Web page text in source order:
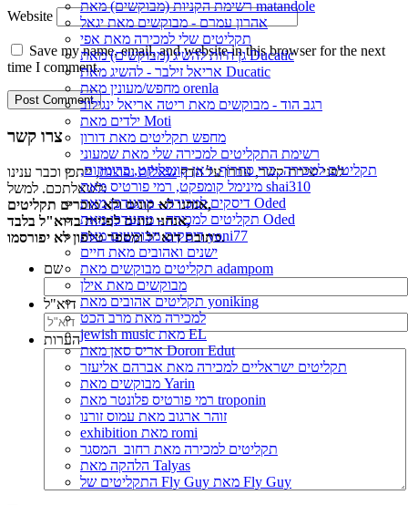
רשימת הקניות (מבוקשים) מאת matandole
אהרון עמרם - מבוקשים מאת יגאל
תקליטים שלי למכירה מאת אפי
גן חיות להשיג (מבוקשים) מאת Ducatic
אריאל זילבר - להשיג מאת Ducatic
מחפש/מעונין מאת orenla
רגב הוד - מבוקשים מאת ריטה אריאל ינגילוב
ילדים מאת Moti
מחפש תקליטים מאת דורון
רשימת התקליטים למכירה שלי מאת שמעוני
תקליטים למכירה..ברי סחרוֹף, ז׳אן קונפליקט, כרומוזום,
מינימל קומפקט, רמי פורטיס מאת shai310
דיסקים למכירה - מתעדכן מאת Oded
תקליטים למכירה - מתעדכן מאת Oded
דיסקים מבוקשים מאת yoni77
ישנים ואהובים מאת חיים
תקליטים מבוקשים מאת adampom
מבוקשים מאת אילן
תקליטים אהובים מאת yoniking
למכירה מאת מרב הכט
jewish music מאת EL
אריס סאן מאת Doron Edut
תקליטים ישראליים למכירה מאת אברהם אליעזר
מבוקשים מאת Yarin
רמי פורטיס פלונטר מאת troponin
זוהר ארגוב מאת עמוס זורנו
exhibition מאת romi
תקליטים למכירה מאת רחוב_המסגר
הלהקה מאת Talyas
התקליטים של Fly Guy מאת Fly Guy
Website
Save my name, email, and website in this browser for the next
time I comment.
צרו קשר
לפני יצירת קשר, עברו על הדףשאלות נפוצות, ייתכן וכבר ענינו
לשאלתכם. למשל:
אנחנו לא קונים ולא מוכרים תקליטים,
אנחנו עונים לפניות בדוא"ל בלבד,
כתובת דוא"ל ומספר טלפון לא יפורסמו.
שם
דוא"ל
הערות